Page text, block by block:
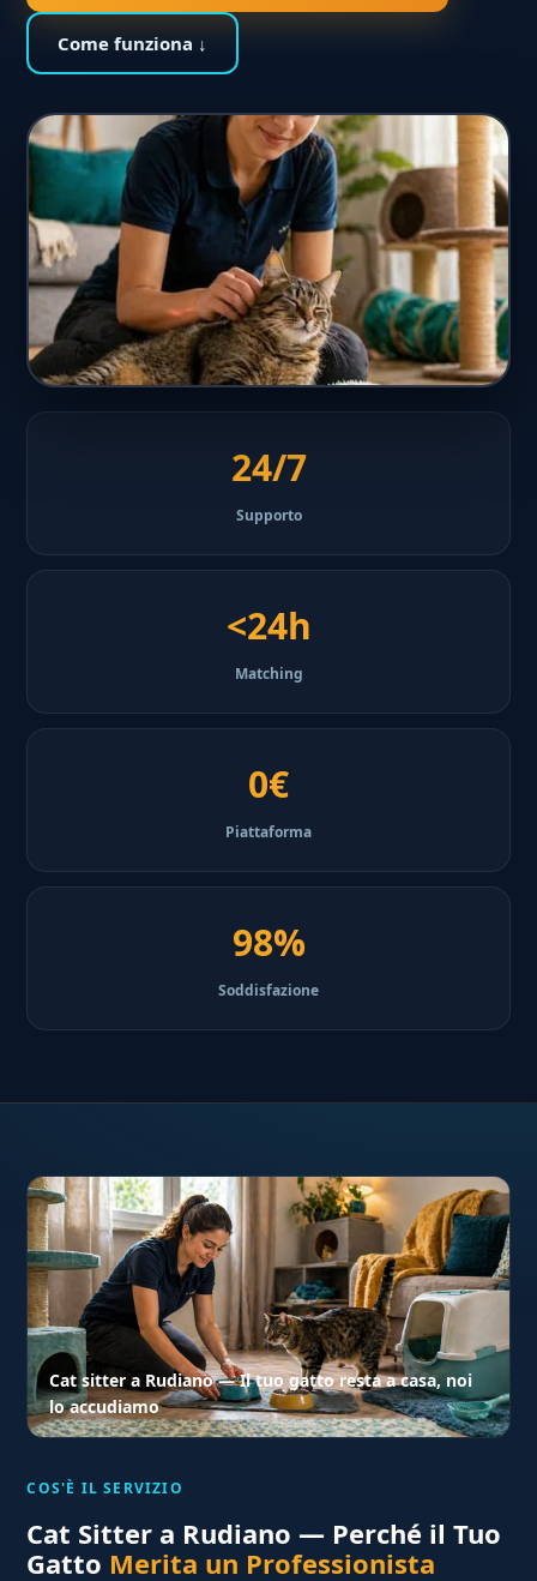
Come funziona ↓
24/7
Supporto
<24h
Matching
0€
Piattaforma
98%
Soddisfazione
Cat sitter a Rudiano — Il tuo gatto resta a casa, noi
lo accudiamo
COS'È IL SERVIZIO
Cat Sitter a Rudiano — Perché il Tuo
Gatto Merita un Professionista